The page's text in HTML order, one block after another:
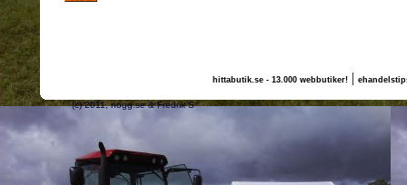
hittabutik.se - 13.000 webbutiker!|
(c) 2011, nogg.se & Fredrik S